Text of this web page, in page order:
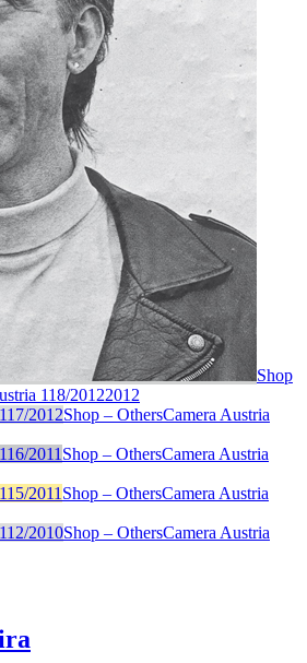
Shop
118/20122012
Shop – OthersCamera Austria
Shop – OthersCamera Austria
Shop – OthersCamera Austria
Shop – OthersCamera Austria